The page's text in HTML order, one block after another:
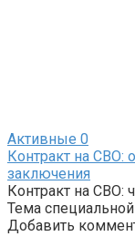
Активные 0
Контракт на СВО:
заключения
Контракт на СВО:
Тема
Добавить